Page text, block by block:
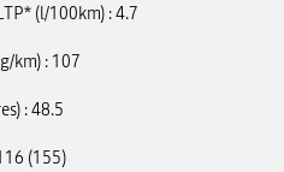
(l/100km) 4.7
km) 107
48.5
(155)